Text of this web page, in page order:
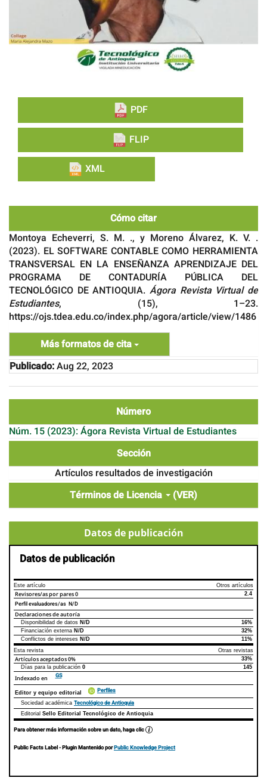
PDF
FLIP
XML
Cómo citar
Montoya Echeverri, S. M. ., y Moreno Álvarez, K. V. .
(2023). EL SOFTWARE CONTABLE COMO HERRAMIENTA
TRANSVERSAL EN LA ENSEÑANZA APRENDIZAJE DEL
PROGRAMA DE CONTADURÍA PÚBLICA DEL
TECNOLÓGICO DE ANTIOQUIA. Ágora Revista Virtual de
Estudiantes, (15), 1–23.
https://ojs.tdea.edu.co/index.php/agora/article/view/1486
Más formatos de cita
Publicado:Aug 22, 2023
Número
Núm. 15 (2023): Ágora Revista Virtual de Estudiantes
Sección
Artículos resultados de investigación
Términos de Licencia
(VER)
Datos de publicación
Datos de publicación
Este artículo Otros artículos
Revisores/as por pares0 2.4
Perfil evaluadores/as N/D
Declaraciones de autoría
Declaraciones de autoríaEste artículo
Disponibilidad de datos N/D
16%
Financiación externa N/D
32%
Conflictos de intereses N/D
11%
Esta revista
Otras revistas
Artículos aceptados0%
33%
Días para la publicación 0 145
Indexado en GS
Editor y equipo editorial Perfiles
Sociedad académica Tecnológico de Antioquia
Editorial Sello Editorial Tecnológico de Antioquia
Para obtener más información sobre un dato, haga clic
Public Facts Label- Plugin Mantenido porPublic Knowledge Project